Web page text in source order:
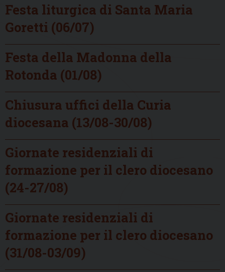
Festa liturgica di Santa Maria
Goretti (06/07)
Festa della Madonna della
Rotonda (01/08)
Chiusura uffici della Curia
diocesana (13/08-30/08)
Giornate residenziali di
formazione per il clero diocesano
(24-27/08)
Giornate residenziali di
formazione per il clero diocesano
(31/08-03/09)